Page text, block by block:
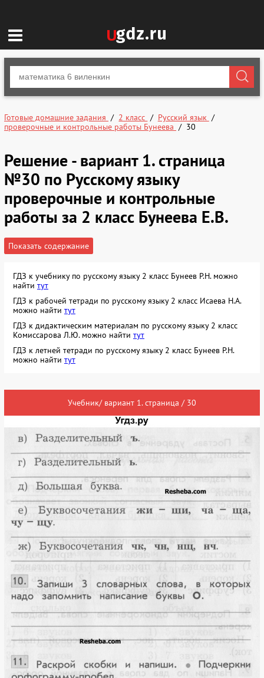
Готовые домашние задания 2 класс
Русский язык
проверочные и контрольные работы Бунеева
30
Решение - вариант 1. страница
№30 по Русскому языку
проверочные и контрольные
работы за 2 класс Бунеева Е.В.
Показать содержание
ГДЗ к учебнику по русскому языку 2 класс Бунеев Р.Н. можно
найти тут
ГДЗ к рабочей тетради по русскому языку 2 класс Исаева Н.А.
можно найти тут
ГДЗ к дидактическим материалам по русскому языку 2 класс
Комиссарова Л.Ю. можно найти тут
ГДЗ к летней тетради по русскому языку 2 класс Бунеев Р.Н.
можно найти тут
Учебник/ вариант 1. страница / 30